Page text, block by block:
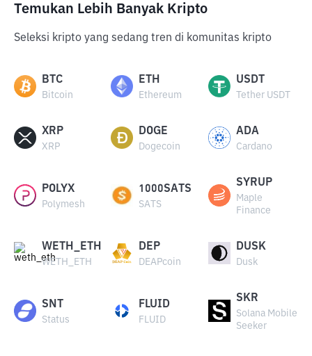
Temukan Lebih Banyak Kripto
Seleksi kripto yang sedang tren di komunitas kripto
BTC
Bitcoin
ETH
Ethereum
USDT
Tether USDT
XRP
XRP
DOGE
Dogecoin
ADA
Cardano
POLYX
Polymesh
1000SATS
SATS
SYRUP
Maple
Finance
WETH_ETH
WETH_ETH
DEP
DEAPcoin
DUSK
Dusk
SNT
Status
FLUID
FLUID
SKR
Solana Mobile
Seeker